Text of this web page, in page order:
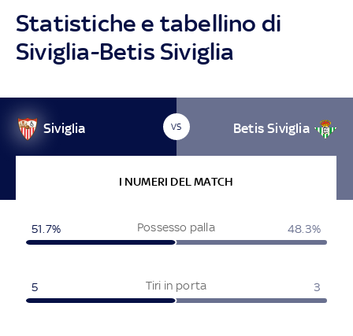
Statistiche e tabellino di
Siviglia-Betis Siviglia
Siviglia VS Betis Siviglia
I NUMERI DEL MATCH
Possesso palla
51.7% 48.3%
Tiri in porta
5 3